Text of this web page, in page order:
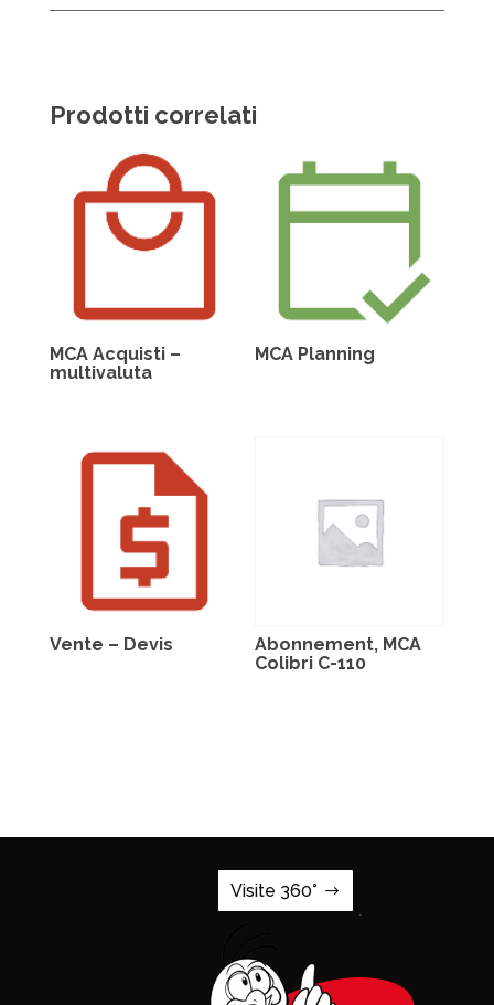
Prodotti correlati
MCA Acquisti –
multivaluta
MCA Planning
Vente – Devis
Abonnement, MCA
Colibri C-110
Visite 360°